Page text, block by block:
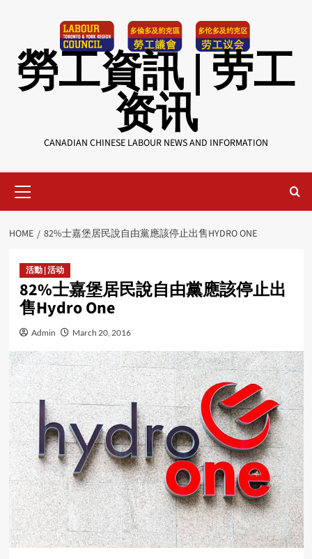
勞工資訊 | 劳工
资讯
CANADIAN CHINESE LABOUR NEWS AND INFORMATION
Menu
HOME 82%士嘉堡居民說自由黨應該停止出售HYDRO ONE
活動 | 活动
82%士嘉堡居民說自由黨應該停止出
售Hydro One
Admin March 20, 2016